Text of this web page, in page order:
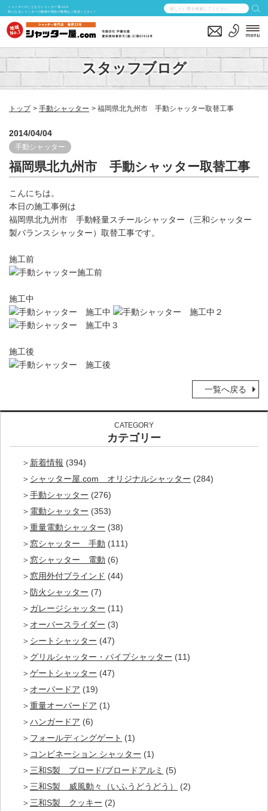
シャッターのことならシャッター屋.com
気になるシャッターの価格や商品の種類はご相談ください！
スタッフブログ
トップ 手動シャッター 福岡県北九州市 手動シャッター取替工事
2014/04/04
手動シャッター
福岡県北九州市 手動シャッター取替工事
こんにちは。
本日の施工事例は
福岡県北九州市 手動軽量スチールシャッター（三和シャッター
製バランスシャッター）取替工事です。
施工前
施工中
施工後
一覧へ戻る
CATEGORY
カテゴリー
新着情報 (394)
シャッター屋.com オリジナルシャッター (284)
手動シャッター (276)
電動シャッター (353)
重量電動シャッター (38)
窓シャッター 手動 (111)
窓シャッター 電動 (6)
窓用外付ブラインド (44)
防火シャッター (7)
ガレージシャッター (11)
オーバースライダー (3)
シートシャッター (47)
グリルシャッター・パイプシャッター (11)
ゲートシャッター (47)
オーバードア (19)
重量オーバードア (1)
ハンガードア (6)
フォールディングゲート (1)
コンビネーション シャッター (1)
三和S製 ブロード/ブロードアルミ (5)
三和S製 威風動々（いふうどうどう）
(2)
三和S製 クッキー (2)